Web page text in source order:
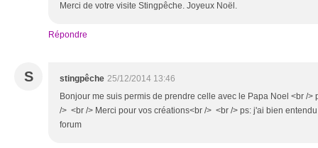
Merci de votre visite Stingpêche. Joyeux Noël.
Répondre
S stingpêche 25/12/2014 13:46
Bonjour me suis permis de prendre celle avec le Papa Noel <br /
/> <br /> Merci pour vos créations<br /> <br /> ps: j'ai bien
forum